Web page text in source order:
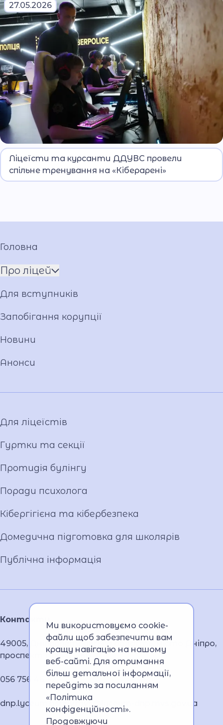
27.05.2026
На базі сучасного простору «Кіберарена»
ДДУВС відбулося чергове тренування з
Ліцеїсти та курсанти ДДУВС провели
спільне тренування на «Кіберарені»
Контакти
49005, Дніпропетровська область, місто Дніпро,
проспект Науки, 26А
056 756 46 32
dnp.lyceum.bsnpv.mvs@lyceum-dnp.mvs.gov.ua
Головна
Про ліцей
Установчі документи
Мова освітнього процесу
Команда
Відеопроєкт «Кирилиця»
Для вступників
Запобігання корупції
Новини
Анонси
Для ліцеїстів
Гуртки та секції
Протидія булінгу
Поради психолога
Кібергігієна та кібербезпека
Домедична підготовка для школярів
Публічна інформація
Ми використовуємо cookie-
файли щоб забезпечити вам
кращу навігацію на нашому
веб-сайті. Для отримання
більш детальної інформації,
перейдіть за посиланням
«Політика
конфіденційності».
Продовжуючи